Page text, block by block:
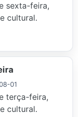
sexta-feira,
cultural.
01
terça-feira,
cultural.